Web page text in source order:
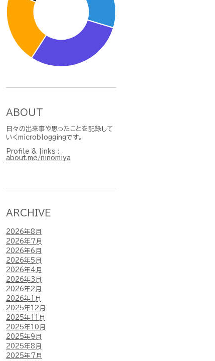
ABOUT
日々の出来事や思ったことを記録して
いくmicrobloggingです。
Profile & links :
about.me/ninomiya
ARCHIVE
2026年8月
2026年7月
2026年6月
2026年5月
2026年4月
2026年3月
2026年2月
2026年1月
2025年12月
2025年11月
2025年10月
2025年9月
2025年8月
2025年7月